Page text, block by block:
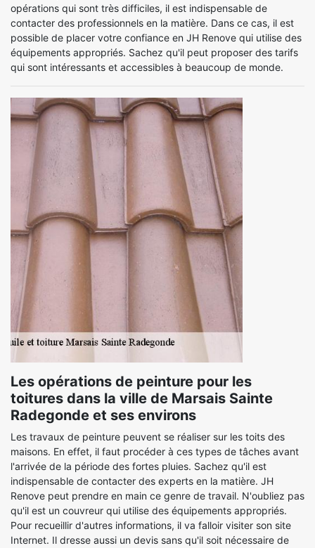
opérations qui sont très difficiles, il est indispensable de
contacter des professionnels en la matière. Dans ce cas, il est
possible de placer votre confiance en JH Renove qui utilise des
équipements appropriés. Sachez qu'il peut proposer des tarifs
qui sont intéressants et accessibles à beaucoup de monde.
Les opérations de peinture pour les
toitures dans la ville de Marsais Sainte
Radegonde et ses environs
Les travaux de peinture peuvent se réaliser sur les toits des
maisons. En effet, il faut procéder à ces types de tâches avant
l'arrivée de la période des fortes pluies. Sachez qu'il est
indispensable de contacter des experts en la matière. JH
Renove peut prendre en main ce genre de travail. N'oubliez pas
qu'il est un couvreur qui utilise des équipements appropriés.
Pour recueillir d'autres informations, il va falloir visiter son site
Internet. Il dresse aussi un devis sans qu'il soit nécessaire de